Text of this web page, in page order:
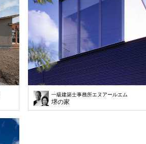
一級建築士事務所エヌアールエム
堺の家